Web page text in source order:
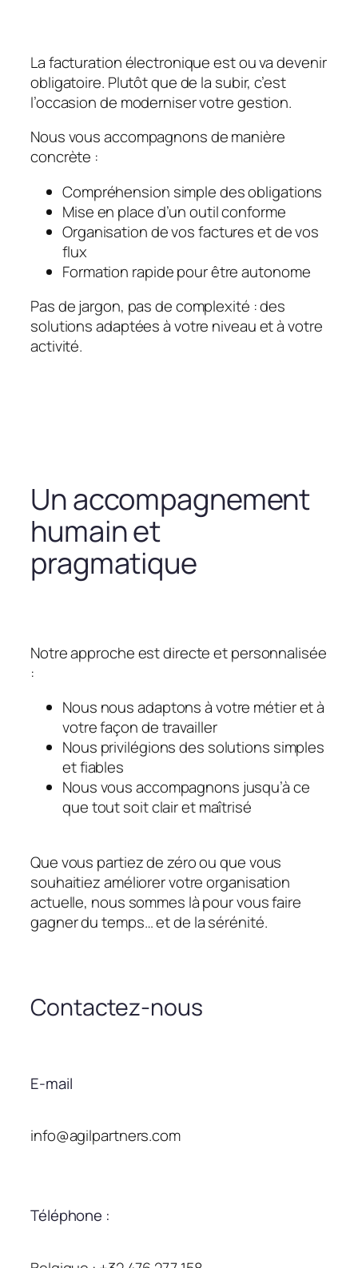
La facturation électronique est ou va devenir
obligatoire. Plutôt que de la subir, c’est
l’occasion de moderniser votre gestion.
Nous vous accompagnons de manière
concrète :
Compréhension simple des obligations
Mise en place d’un outil conforme
Organisation de vos factures et de vos
flux
Formation rapide pour être autonome
Pas de jargon, pas de complexité : des
solutions adaptées à votre niveau et à votre
activité.
Un accompagnement
humain et
pragmatique
Notre approche est directe et personnalisée
:
Nous nous adaptons à votre métier et à
votre façon de travailler
Nous privilégions des solutions simples
et fiables
Nous vous accompagnons jusqu’à ce
que tout soit clair et maîtrisé
Que vous partiez de zéro ou que vous
souhaitiez améliorer votre organisation
actuelle, nous sommes là pour vous faire
gagner du temps… et de la sérénité.
Contactez-nous
E-mail
info@agilpartners.com
Téléphone :